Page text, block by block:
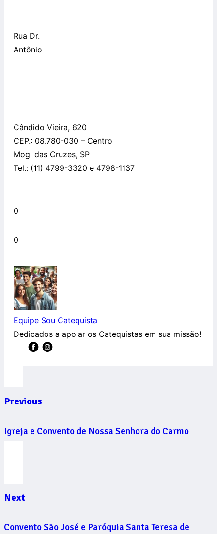
Rua Dr.
Antônio
Cândido Vieira, 620
CEP.: 08.780-030 – Centro
Mogi das Cruzes, SP
Tel.: (11) 4799-3320 e 4798-1137
0
0
Equipe Sou Catequista
Dedicados a apoiar os Catequistas em sua missão!
Previous
Igreja e Convento de Nossa Senhora do Carmo
Next
Convento São José e Paróquia Santa Teresa de